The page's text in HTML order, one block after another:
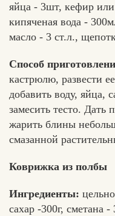
яйца - 3шт, кефир
кипяченая вода -
масло - 3 ст.л.,
Способ
кастрюлю, развести
добавить воду, яйца,
замесить тесто. Дать
жарить блины
смазанной
Коврижка из полбы
Ингредиенты:
сахар -300г, сметана